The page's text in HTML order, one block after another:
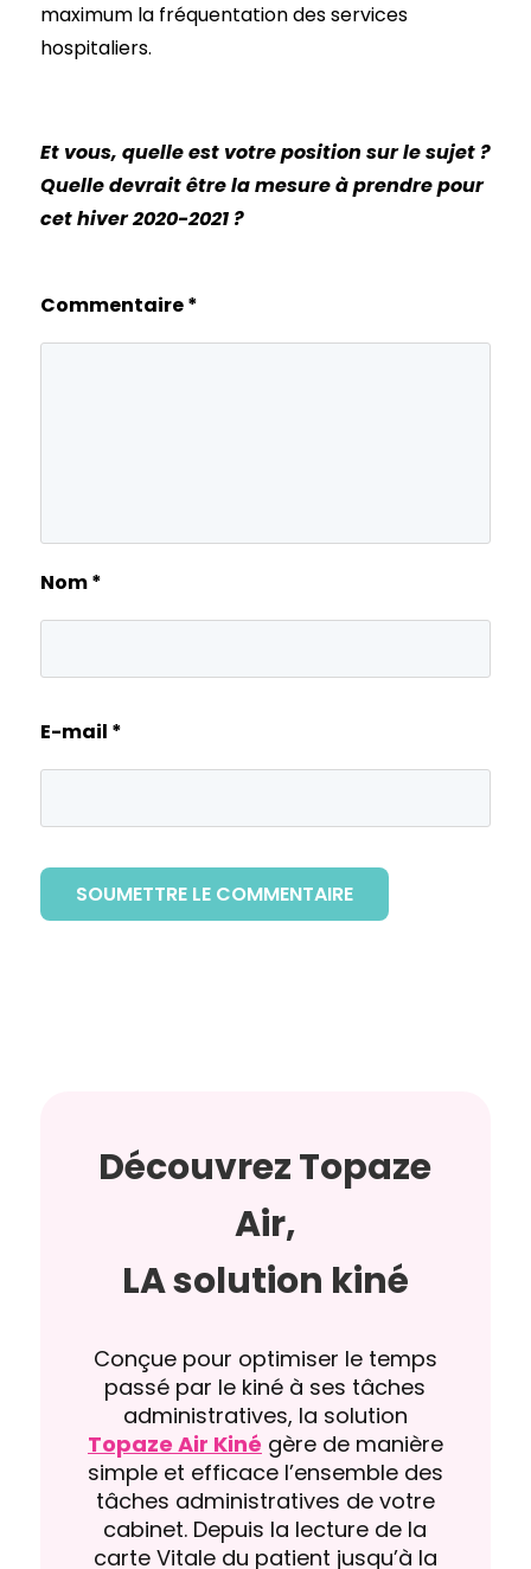
maximum la fréquentation des services
hospitaliers.
Et vous, quelle est votre position sur le sujet ?
Quelle devrait être la mesure à prendre pour
cet hiver 2020-2021 ?
Commentaire*
Nom*
E-mail *
SOUMETTRE LE COMMENTAIRE
Découvrez Topaze
Air,
LA solution kiné
Conçue pour optimiser le temps
passé par le kiné à ses tâches
administratives, la solution
Topaze Air Kiné gère de manière
simple et efficace l’ensemble des
tâches administratives de votre
cabinet. Depuis la lecture de la
carte Vitale du patient jusqu’à la